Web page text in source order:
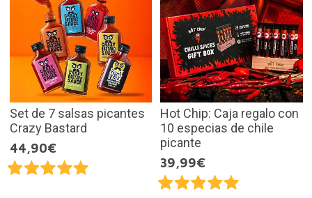
Set de 7 salsas picantes
Crazy Bastard
44,90€
Hot Chip: Caja regalo con
10 especias de chile
picante
39,99€